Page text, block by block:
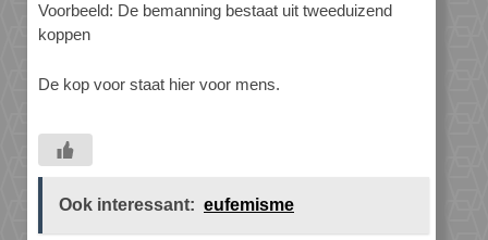
Voorbeeld: De bemanning bestaat uit tweeduizend
koppen
De kop voor staat hier voor mens.
Ook interessant: eufemisme